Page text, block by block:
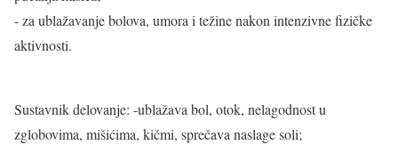
- za ublažavanje bolova, umora i težine nakon intenzivne fizičke
aktivnosti.
Sustavnik delovanje: -ublažava bol, otok, nelagodnost u
zglobovima, mišićima, kičmi, sprečava naslage soli;